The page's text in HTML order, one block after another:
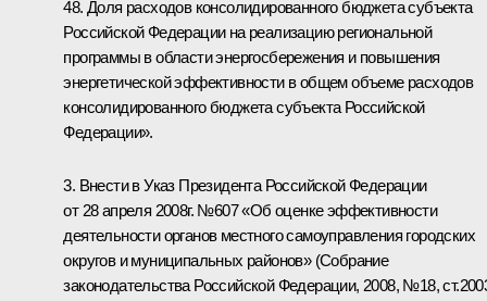
48. Доля расходов консолидированного бюджета субъекта
Российской Федерации на реализацию региональной
программы в области энергосбережения и повышения
энергетической эффективности в общем объеме расходов
консолидированного бюджета субъекта Российской
Федерации».
3. Внести в Указ Президента Российской Федерации
от 28 апреля 2008г. №607 «Об оценке эффективности
деятельности органов местного самоуправления городских
округов и муниципальных районов» (Собрание
законодательства Российской Федерации, 2008, №18,